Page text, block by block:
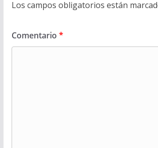
Los campos obligatorios están
Comentario *